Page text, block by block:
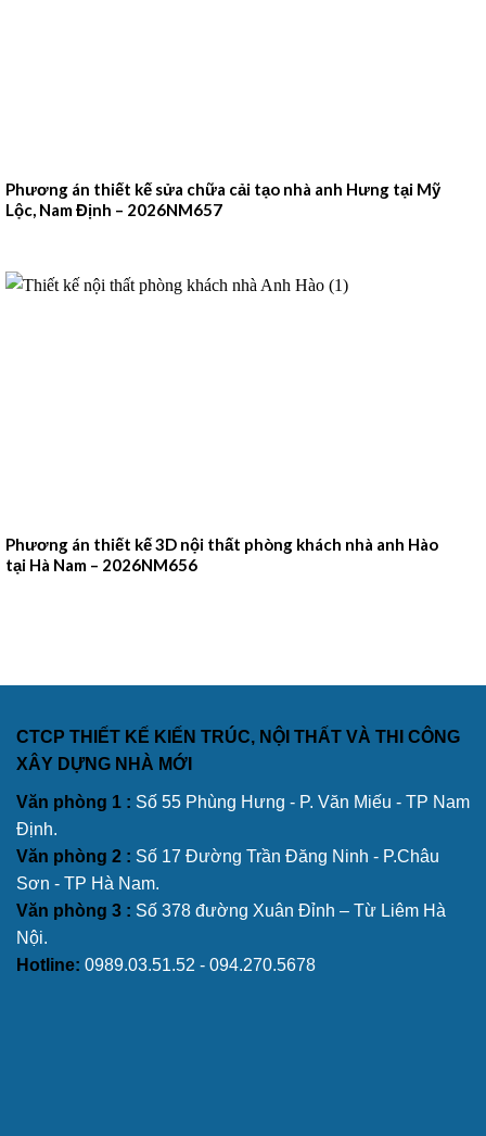
Phương án thiết kế sửa chữa cải tạo nhà anh Hưng tại Mỹ
Lộc, Nam Định – 2026NM657
Phương án thiết kế 3D nội thất phòng khách nhà anh Hào
tại Hà Nam – 2026NM656
CTCP THIẾT KẾ KIẾN TRÚC, NỘI THẤT VÀ THI CÔNG
XÂY DỰNG NHÀ MỚI
Văn phòng 1 : Số 55 Phùng Hưng - P. Văn Miếu - TP Nam
Định.
Văn phòng 2 : Số 17 Đường Trần Đăng Ninh - P.Châu
Sơn - TP Hà Nam.
Văn phòng 3 : Số 378 đường Xuân Đỉnh – Từ Liêm Hà
Nội.
Hotline: 0989.03.51.52 - 094.270.5678